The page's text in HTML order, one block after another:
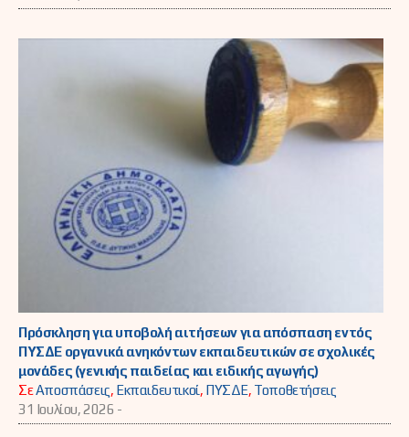
Πρόσκληση για υποβολή αιτήσεων για απόσπαση εντός
ΠΥΣΔΕ οργανικά ανηκόντων εκπαιδευτικών σε σχολικές
μονάδες (γενικής παιδείας και ειδικής αγωγής)
ΣεΑποσπάσεις, Εκπαιδευτικοί, ΠΥΣΔΕ, Τοποθετήσεις
31 Ιουλίου, 2026 -